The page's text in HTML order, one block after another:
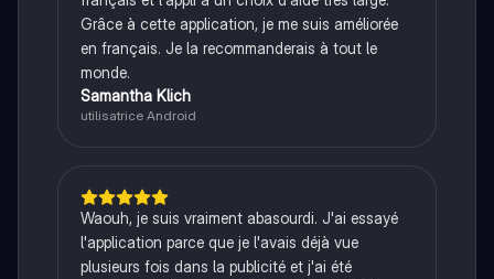
Grâce à cette application, je me suis améliorée
en français. Je la recommanderais à tout le
monde.
Samantha Klich
utilisatrice Android
Waouh, je suis vraiment abasourdi. J'ai essayé
l'application parce que je l'avais déjà vue
plusieurs fois dans la publicité et j'ai été